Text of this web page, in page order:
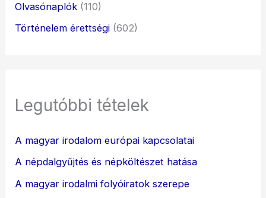
Olvasónaplók (110)
Történelem érettségi (602)
Legutóbbi tételek
A magyar irodalom európai kapcsolatai
A népdalgyűjtés és népköltészet hatása
A magyar irodalmi folyóiratok szerepe